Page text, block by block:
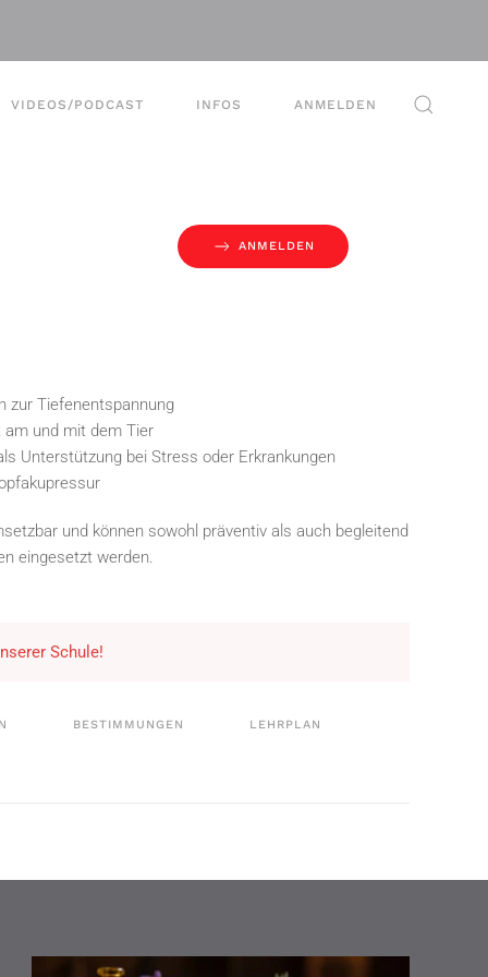
VIDEOS/PODCAST INFOS ANMELDEN
ANMELDEN
zur Tiefenentspannung
am und mit dem Tier
Unterstützung bei Stress oder Erkrankungen
und können sowohl präventiv als auch begleitend
eingesetzt werden.
Schule!
BESTIMMUNGEN LEHRPLAN